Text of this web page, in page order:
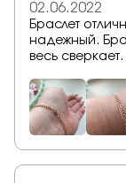
02.06.2022
Браслет
надежный.
весь сверкает.